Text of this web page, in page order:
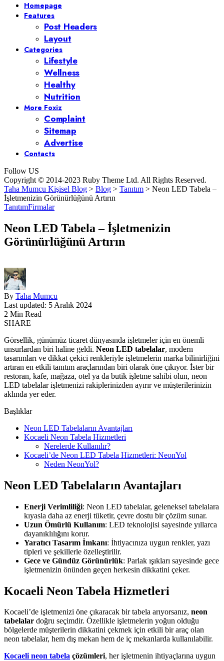
Homepage
Features
Post Headers
Layout
Categories
Lifestyle
Wellness
Healthy
Nutrition
More Foxiz
Complaint
Sitemap
Advertise
Contacts
Follow US
Copyright © 2014-2023 Ruby Theme Ltd. All Rights Reserved.
Taha Mumcu Kişisel Blog > Blog > Tanıtım > Neon LED Tabela –
İşletmenizin Görünürlüğünü Artırın
TanıtımFirmalar
Neon LED Tabela – İşletmenizin
Görünürlüğünü Artırın
By Taha Mumcu
Last updated: 5 Aralık 2024
2 Min Read
SHARE
Görsellik, günümüz ticaret dünyasında işletmeler için en önemli
unsurlardan biri haline geldi. Neon LED tabelalar, modern
tasarımları ve dikkat çekici renkleriyle işletmelerin marka bilinirliğini
artıran en etkili tanıtım araçlarından biri olarak öne çıkıyor. İster bir
restoran, kafe, mağaza, otel ya da butik işletme sahibi olun, neon
LED tabelalar işletmenizi rakiplerinizden ayırır ve müşterilerinizin
aklında yer eder.
Başlıklar
Neon LED Tabelaların Avantajları
Kocaeli Neon Tabela Hizmetleri
Nerelerde Kullanılır?
Kocaeli’de Neon LED Tabela Hizmetleri: NeonYol
Neden NeonYol?
Neon LED Tabelaların Avantajları
Enerji Verimliliği: Neon LED tabelalar, geleneksel tabelalara
kıyasla daha az enerji tüketir, çevre dostu bir çözüm sunar.
Uzun Ömürlü Kullanım: LED teknolojisi sayesinde yıllarca
dayanıklılığını korur.
Yaratıcı Tasarım İmkanı: İhtiyacınıza uygun renkler, yazı
tipleri ve şekillerle özelleştirilir.
Gece ve Gündüz Görünürlük: Parlak ışıkları sayesinde gece
işletmenizin önünden geçen herkesin dikkatini çeker.
Kocaeli Neon Tabela Hizmetleri
Kocaeli’de işletmenizi öne çıkaracak bir tabela arıyorsanız, neon
tabelalar doğru seçimdir. Özellikle işletmelerin yoğun olduğu
bölgelerde müşterilerin dikkatini çekmek için etkili bir araç olan
neon tabelalar, hem dış mekan hem de iç mekanlarda kullanılabilir.
Kocaeli neon tabela çözümleri, her işletmenin ihtiyaçlarına uygun